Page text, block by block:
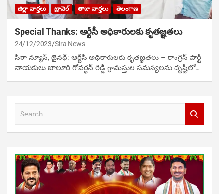
జిల్లా వార్తలు ట్రావెల్ తాజా వార్తలు తెలంగాణ
Special Thanks: ఆర్టీసీ అధికారులకు కృతజ్ఞతలు
24/12/2023 Sira News
సిరా న్యూస్, జైనథ్‌: ఆర్టీసీ అధికారులకు కృతజ్ఞతలు – కాంగ్రెస్‌ పార్టీ
నాయకులు బాలూరి గోవర్ధన్‌ రెడ్డి గ్రామస్తుల సమస్యలను దృష్టిలో…
h